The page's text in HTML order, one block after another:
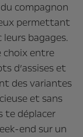
compagnon
permettant
leurs bagages.
choix entre
d’assises et
des variantes
et sans
te déplacer
end sur un